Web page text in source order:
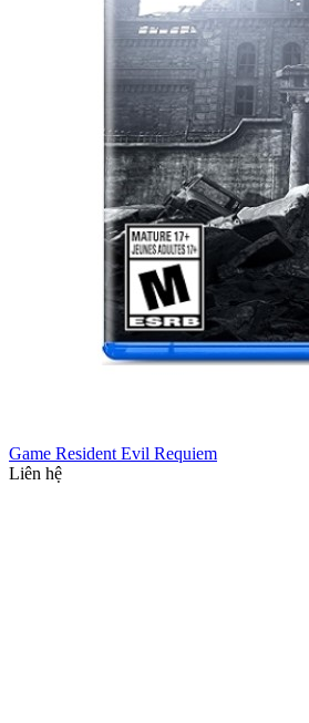
Game Resident Evil Requiem
Liên hệ